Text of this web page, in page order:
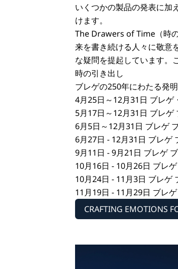
いくつかの製品の発表に加
けます。
The Drawers of Time（時
来を書き続ける人々に敬意
な疑問を提起しています。
時の引き出し
ブレゲの250年にわたる発
4月25日～12月31日 ブレゲ
5月17日～12月31日 ブレゲ
6月5日～12月31日 ブレゲ
6月27日 - 12月31日 ブレゲ
9月11日 - 9月21日 ブレゲ
10月16日 - 10月26日 ブレ
10月24日 - 11月3日 ブレゲ
11月19日 - 11月29日 ブレ
CRAFTING EMOTIONS